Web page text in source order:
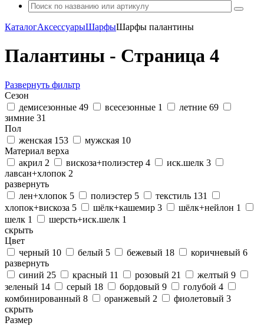
КаталогАксессуарыШарфыШарфы палантины
Палантины - Страница 4
Развернуть фильтр
Сезон
демисезонные 49 всесезонные 1 летние 69
зимние 31
Пол
женская 153 мужская 10
Материал верха
акрил 2 вискоза+полиэстер 4 иск.шелк 3
лавсан+хлопок 2
развернуть
лен+хлопок 5 полиэстер 5 текстиль 131
хлопок+вискоза 5 шёлк+кашемир 3 шёлк+нейлон 1
шелк 1 шерсть+иск.шелк 1
скрыть
Цвет
черный 10 белый 5 бежевый 18 коричневый 6
развернуть
синий 25 красный 11 розовый 21 желтый 9
зеленый 14 серый 18 бордовый 9 голубой 4
комбинированный 8 оранжевый 2 фиолетовый 3
скрыть
Размер